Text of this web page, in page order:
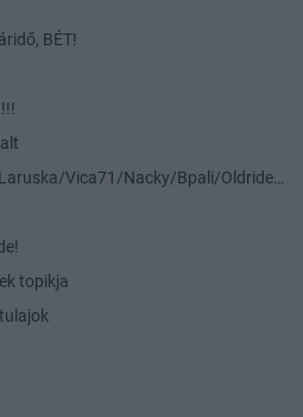
BÉT!
Toka Club/Labanc/Laruska/Vica71/Nacky/Bpali/Oldrider/Josefernando/Mcbull/Kawaszabi
topikja